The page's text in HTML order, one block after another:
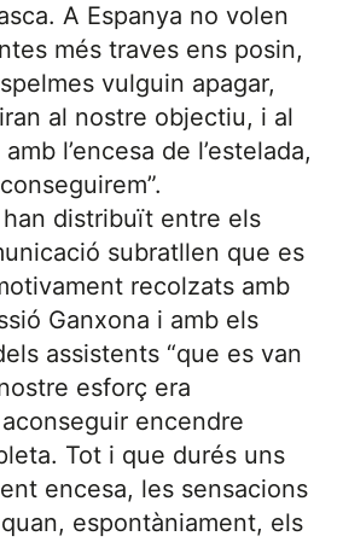
A Espanya no volen
més traves ens posin,
vulguin apagar,
al nostre objectiu, i al
l’encesa de l’estelada,
distribuït entre els
subratllen que es
recolzats amb
Ganxona i amb els
assistents “que es van
esforç era
encendre
Tot i que durés uns
encesa, les sensacions
espontàniament, els